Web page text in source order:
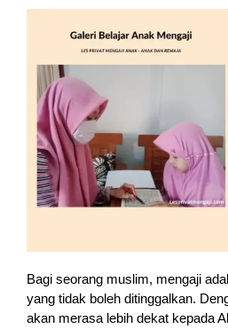
Bagi seorang muslim, mengaji
yang tidak boleh ditinggalkan.
akan merasa lebih dekat kepada